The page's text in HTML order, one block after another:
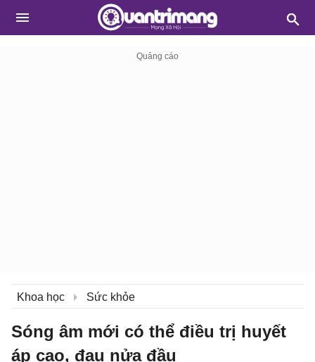
Khoa học Sức khỏe
Sóng âm mới có thể điều trị huyết
áp cao, đau nửa đầu